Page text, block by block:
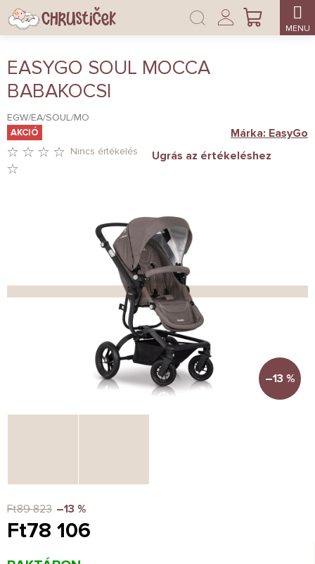
Ugrás
fő
KOSÁR
Bejelentkezés
EASYGO SOUL MOCCA
BABAKOCSI
EGW/EA/SOUL/MO
AKCIÓ
CSILLAG.
Nincs értékelés Ugrás az értékeléshez
Márka: EasyGo
–13 %
Ft89 823 –13 %
Ft78 106
Egységár: